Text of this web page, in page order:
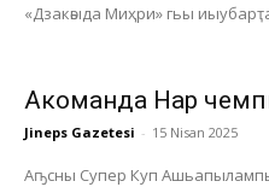
«Дзакәыда Миҳри» гьы
Акоманда Нарҭ
Jineps Gazetesi - 15 Nisan 2025
Аҧсны Супер Куп